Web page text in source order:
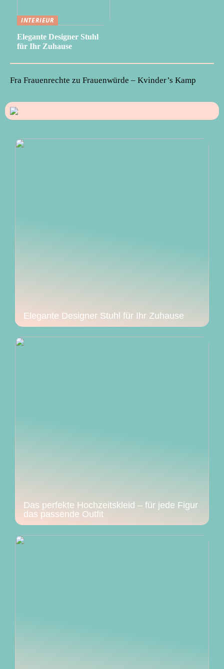
INTERIEUR
Elegante Designer Stuhl
für Ihr Zuhause
Fra Frauenrechte zu Frauenwürde – Kvinder’s Kamp
Elegante Designer Stuhl für Ihr Zuhause
Das perfekte Hochzeitskleid – für jede Figur
das passende Outfit